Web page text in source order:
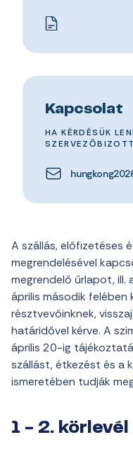
Kapcsolat
HA KÉRDÉSÜK
A szállás, előfizetéses
megrendelésével
megrendelő űrlapot, ill.
április második felében
résztvevőinknek,
határidővel kérve. A
április 20-ig
szállást, étkezést és a
ismeretében tudják
1 - 2.